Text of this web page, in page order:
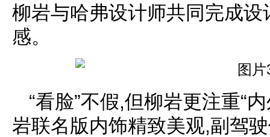
柳岩与哈弗设计师共同完成
感。
“看脸”不假,但柳岩更注重“
岩联名版内饰精致美观,副驾